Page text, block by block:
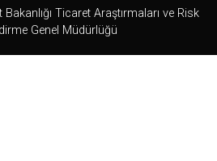
Ticaret Araştırmaları ve Risk
Genel Müdürlüğü